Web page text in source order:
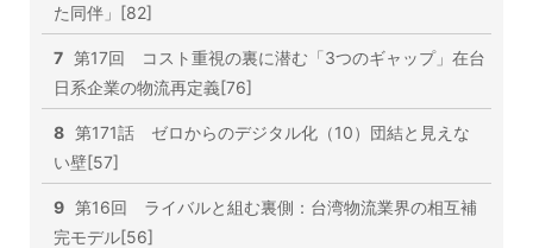
た同伴」[82]
7 第17回 コスト重視の裏に潜む「3つのギャップ」在台
日系企業の物流再定義[76]
8 第171話 ゼロからのデジタル化（10）団結と見えな
い壁[57]
9 第16回 ライバルと組む裏側：台湾物流業界の相互補
完モデル[56]